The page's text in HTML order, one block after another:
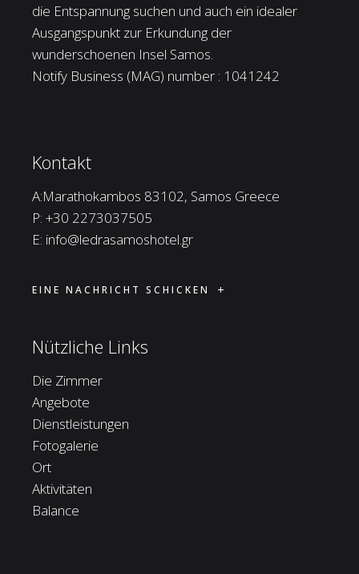
die Entspannung suchen und auch ein idealer
Ausgangspunkt zur Erkundung der
wunderschoenen Insel Samos.
Notify Business (MAG) number : 1041242
Kontakt
A:Marathokambos 83102, Samos Greece
P: +30 2273037505
E: info@ledrasamoshotel.gr
EINE NACHRICHT SCHICKEN
Nützliche Links
Die Zimmer
Angebote
Dienstleistungen
Fotogalerie
Ort
Aktivitäten
Balance